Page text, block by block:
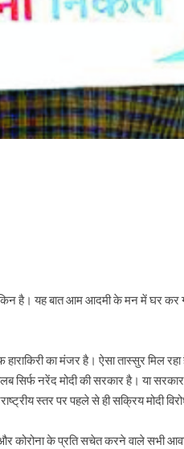
है। यह बात आम आदमी के मन में घर कर
का मंजर है। ऐसा तास्सुर मिल
नरेंद मोदी की सरकार है। या सरकार
स्तर पर पहले से ही सक्रिय मोदी
कोरोना के प्रति सचेत करने वाले सभी